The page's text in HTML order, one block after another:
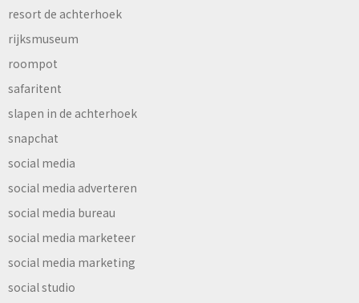
resort de achterhoek
rijksmuseum
roompot
safaritent
slapen in de achterhoek
snapchat
social media
social media adverteren
social media bureau
social media marketeer
social media marketing
social studio